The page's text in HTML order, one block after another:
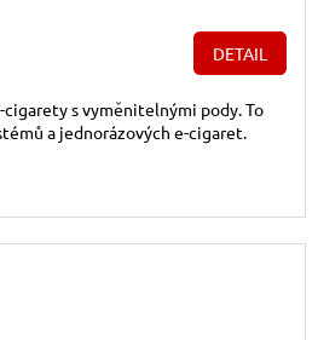
DETAIL
s vyměnitelnými pody. To
a jednorázových e-cigaret.